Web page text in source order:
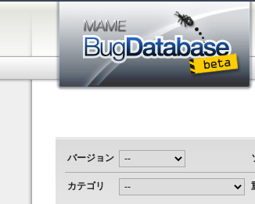
バージョン
カテゴリ